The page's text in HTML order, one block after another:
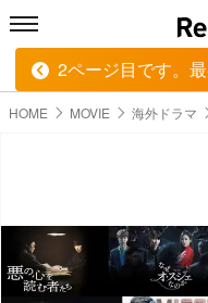
HOME MUSIC
HOME MOVIE 海外ドラマ
2ページ目です。